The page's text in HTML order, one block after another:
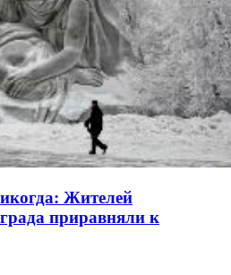
Жителей
приравняли к